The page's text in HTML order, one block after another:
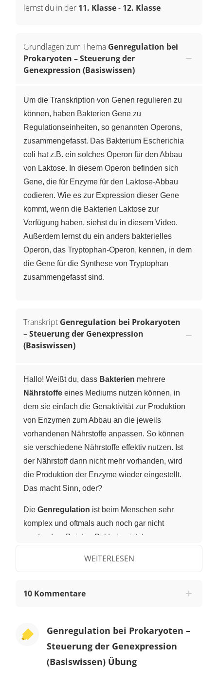
lernst du in der 11. Klasse- 12. Klasse
Grundlagen zum Thema Genregulation bei
Prokaryoten – Steuerung der
Genexpression (Basiswissen)
Um die Transkription von Genen regulieren zu
können, haben Bakterien Gene zu
Regulationseinheiten, so genannten Operons,
zusammengefasst. Das Bakterium Escherichia
coli hat z.B. ein solches Operon für den Abbau
von Laktose. In diesem Operon befinden sich
Gene, die für Enzyme für den Laktose-Abbau
codieren. Wie es zur Expression dieser Gene
kommt, wenn die Bakterien Laktose zur
Verfügung haben, siehst du in diesem Video.
Außerdem lernst du ein anders bakterielles
Operon, das Tryptophan-Operon, kennen, in dem
die Gene für die Synthese von Tryptophan
zusammengefasst sind.
Transkript Genregulation bei Prokaryoten
– Steuerung der Genexpression
(Basiswissen)
Hallo! Weißt du, dass Bakterien mehrere
Nährstoffe eines Mediums nutzen können, in
dem sie einfach die Genaktivität zur Produktion
von Enzymen zum Abbau an die jeweils
vorhandenen Nährstoffe anpassen. So können
sie verschiedene Nährstoffe effektiv nutzen. Ist
der Nährstoff dann nicht mehr vorhanden, wird
die Produktion der Enzyme wieder eingestellt.
Das macht Sinn, oder?
Die Genregulation ist beim Menschen sehr
komplex und oftmals auch noch gar nicht
verstanden. Bei den Bakterien ist der
gut erforscht. Wie der Mechanismus genau
Das BakteriumEscherichia coli
Kohlenhydrate als Energiequelle nutzen. Dazu
gehören z.B. auch Glucose oder Laktose.
Wenn man die Bakterien auf Glucose-haltigen
WEITERLESEN
10 Kommentare
Genregulation bei Prokaryoten –
Steuerung der Genexpression
(Basiswissen) Übung